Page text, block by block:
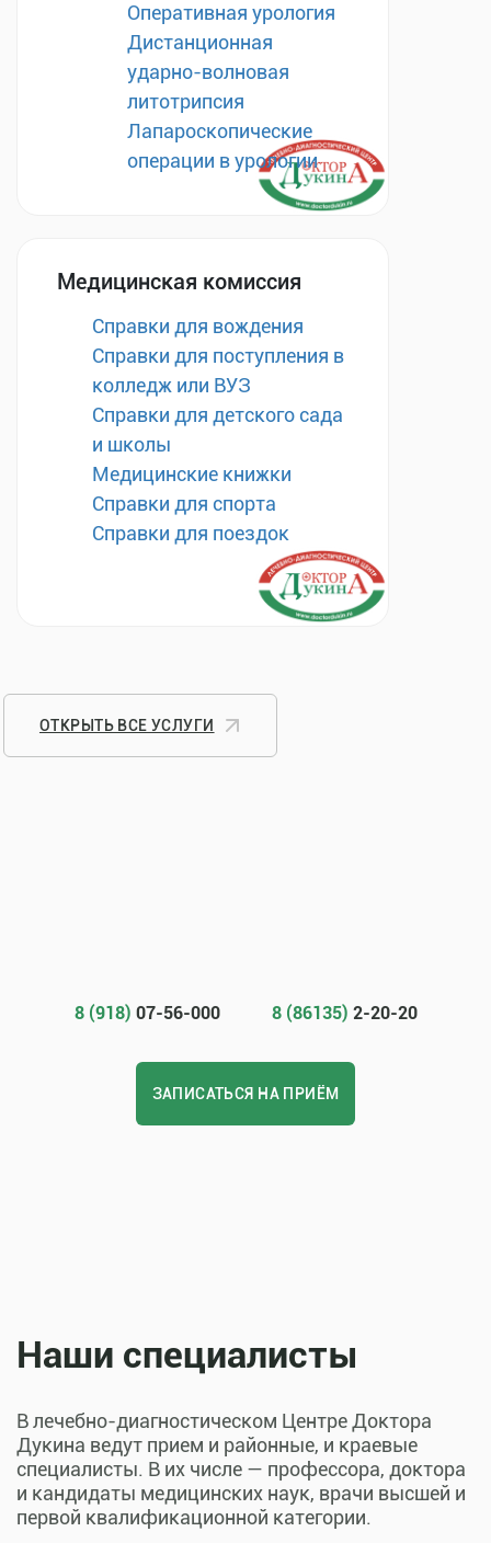
Оперативная урология
Дистанционная
ударно-волновая
литотрипсия
Лапароскопические
операции в урологии
Медицинская комиссия
Справки для вождения
Справки для поступления в
колледж или ВУЗ
Справки для детского сада
и школы
Медицинские книжки
Справки для спорта
Справки для поездок
ОТКРЫТЬ ВСЕ УСЛУГИ
8 (918) 07-56-000 8 (86135) 2-20-20
ЗАПИСАТЬСЯ НА ПРИЁМ
Наши специалисты
В лечебно-диагностическом Центре Доктора
Дукина ведут прием и районные, и краевые
специалисты. В их числе — профессора, доктора
и кандидаты медицинских наук, врачи высшей и
первой квалификационной категории.